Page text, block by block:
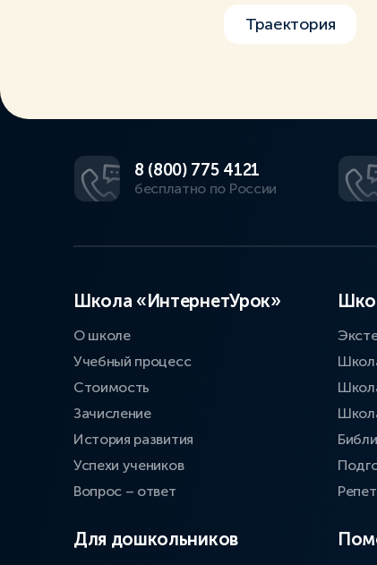
Траектория
8 (800) 775 4121
бесплатно по России
Школа «ИнтернетУрок»
О школе
Учебный процесс
Стоимость
Зачисление
История развития
Успехи учеников
Вопрос – ответ
Для дошкольников